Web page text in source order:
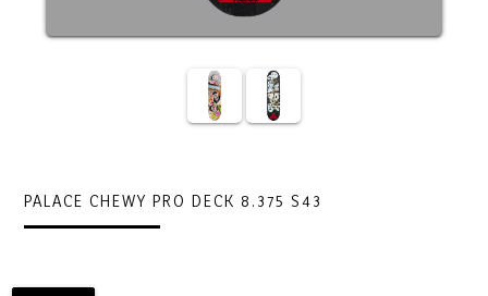
PALACE CHEWY PRO DECK 8.375 S43